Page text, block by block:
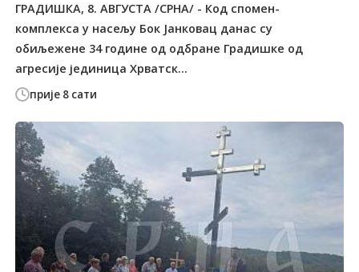
прије 8 сати
ГРАДИШКА, 8. АВГУСТА /СРНА/ - Код спомен-
комплекса у насељу Бок Јанковац данас су
обиљежене 34 године од одбране Градишке од
агресије јединица Хрватск...